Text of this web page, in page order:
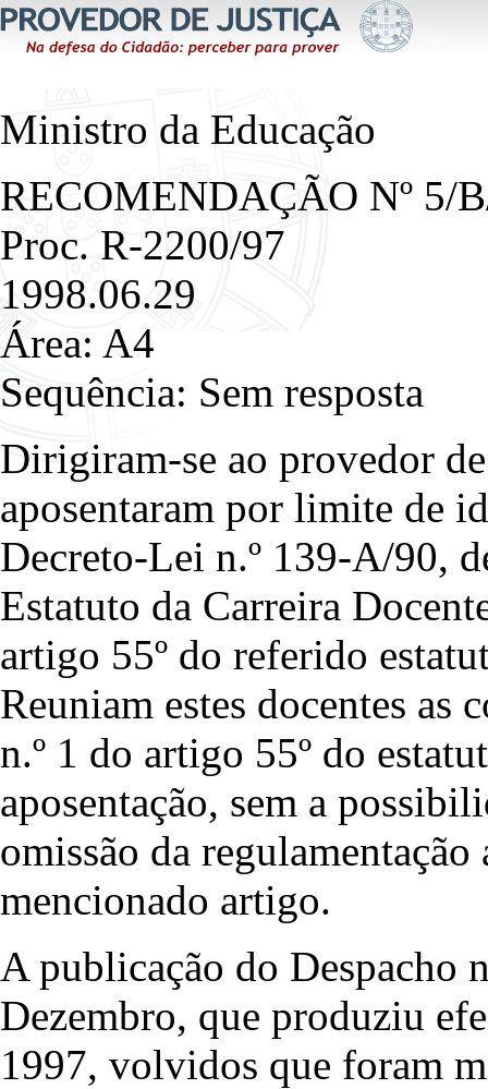
Ministro da Educação
RECOMENDAÇÃO Nº 5/
Proc. R-2200/97
1998.06.29
Área: A4
Sequência: Sem resposta
Dirigiram-se ao provedor
aposentaram por limite de
Decreto-Lei n.º 139-A/90,
Estatuto da Carreira
artigo 55º do referido
Reuniam estes docentes as
n.º 1 do artigo 55º do
aposentação, sem a
omissão da
mencionado artigo.
A publicação do Despacho
Dezembro, que produziu
1997, volvidos que foram